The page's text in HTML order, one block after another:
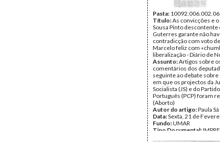
Pasta:
Título:As convicções e
Sousa Pinto descontente
Guterres garante não
contradicção com voto
Marcelo feliz com
liberalização - Diário de
Assunto:Artigos sobre
comentários dos
seguinte ao debate sobre
em que os projectos da
Socialista (JS) e do
Português (PCP) foram
(Aborto)
Autor do artigo:Paula Sá
Data:Sexta, 21 de
Fundo:UMAR
Tipo Documental: